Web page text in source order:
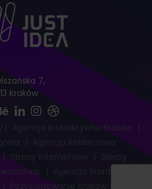
Agencja Interaktywna Kraków |
Strony Internetowe
| Pozycjonowanie Kraków
7,
Kraków